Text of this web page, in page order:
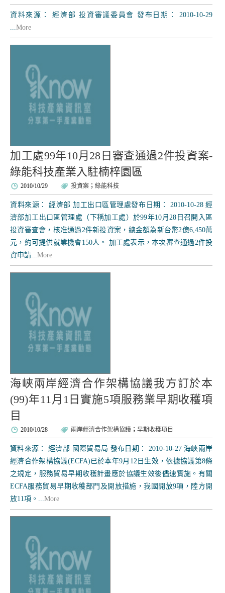
資料來源： 經濟部 投資審議委員會 發布日期： 2010-10-29
...More
加工處99年10月28日審查通過2件投資案-
綠能科技產業入駐楠梓園區
2010/10/29 投資案 ； 綠能科技
資料來源： 經濟部 加工出口區管理處發布日期： 2010-10-28 經
濟部加工出口區管理處（下稱加工處）於99年10月28日召開入區
投資審查會，核准通過2件新投資案，總金額為新台幣2億6,450萬
元，約可提供就業機會150人。 加工處表示，本次審查通過2件投
資申請...More
海峽兩岸經濟合作架構協議我方訂於本
(99)年11月1日實施5項服務業早期收穫項
目
2010/10/28 兩岸經濟合作架構協議 ； 早期收穫項目
資料來源： 經濟部 國際貿易局 發布日期： 2010-10-27 海峽兩岸
經濟合作架構協議(ECFA)已於本年9月12日生效，依據協議第8條
之規定，服務貿易早期收穫計畫應於協議生效後儘速實施。有關
ECFA服務貿易早期收穫部門及開放措施，我國開放9項，陸方開
放11項。...More